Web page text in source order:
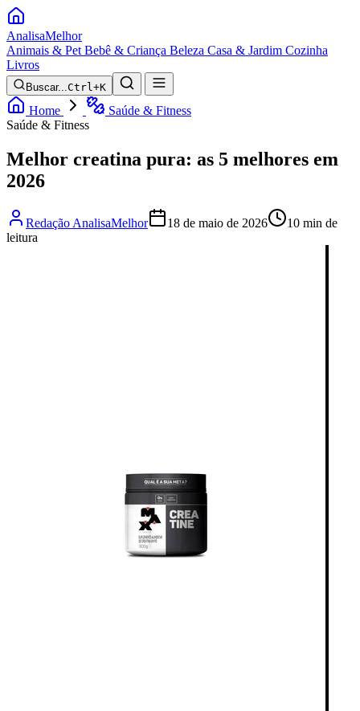
AnalisaMelhor
Animais & Pet Bebê & Criança Beleza Casa & Jardim Cozinha
Livros
Buscar...Ctrl+K
Home
Saúde & Fitness
Saúde & Fitness
Melhor creatina pura: as 5 melhores em
2026
Redação AnalisaMelhor 18 de maio de 2026
10 min de
leitura